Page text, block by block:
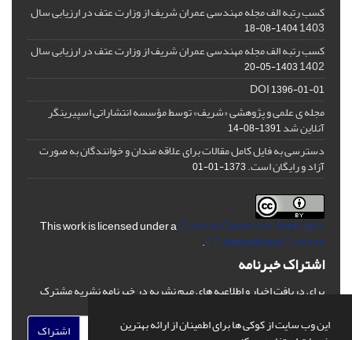
این وب سایت از کوکی ها برای اطمینان از ارائه بهترین
کسب رتبه الف مجله مهندسی عمران شریف از وزارت عتف در ارزیابی سال
1403
1404-08-18
کسب رتبه الف مجله مهندسی عمران شریف از وزارت عتف در ارزیابی سال
1402
1403-05-20
DOI1396-01-01
مجله ی علمی و پژوهشی «شریف» توسط مؤسسه انتشاراتی اسپیرینگر
آنلاین شد1391-08-14
دسترسی به فایل کامل مقالات برای علاقه مندان و خوانندگان به صورت
آزاد و رایگان است.1373-01-01
This work is licensed under aCreative Commons Attribution
4.0 International License
.
اشتراک خبرنامه
برای دریافت اخبار و اطلاعیه های مهم نشریه در خبرنامه نشریه مشترک
اشتراک